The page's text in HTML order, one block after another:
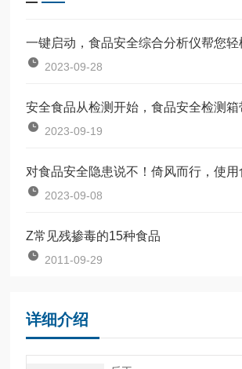
2023-09-28
安全食品从检测开始，食品安全检测
2023-09-19
2023-09-08
Z常见残掺毒的15种食品
2011-09-29
详细介绍